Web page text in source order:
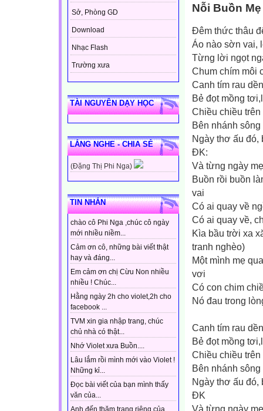
Sở, Phòng GD
Download
Nhạc Flash
Trường xưa
TÀI NGUYÊN DẠY HỌC
LẮNG NGHE - CHIA SẺ
(Đặng Thị Phi Nga)
TIN NHẮN
chào cô Phi Nga ,chúc cô ngày
mới nhiều niềm...
Cảm ơn cô, những bài viết thật
hay và đáng...
Em cảm ơn chị Cừu Non nhiều
nhiều ! Chúc...
Hằng ngày 2h cho violet,2h cho
facebook ...
TVM xin gia nhập trang, chúc
chủ nhà có thật...
Nhớ Violet xưa Buồn....
Lâu lắm rồi mình mới vào Violet !
Những kỉ...
Đọc bài viết của bạn mình thấy
văn của...
Anh đến thăm trang riêng của
Nỗi Buồn
Đêm thức thâu
Áo nào sờn vai,
Từng lời ngọt
Chum chím môi
Canh tím rau
Bẻ đọt mồng
Chiều chiều
Bên nhánh
Ngày thơ ấu
ĐK:
Và từng ngày
Buồn rồi buồn
vai
Có ai quay về
Có ai quay về,
Kìa bầu trời xa
tranh nghèo)
Một mình mẹ
vơi
Có con chim
Nó đau trong
Canh tím rau
Bẻ đọt mồng
Chiều chiều
Bên nhánh
Ngày thơ ấu
ĐK
Và từng ngày